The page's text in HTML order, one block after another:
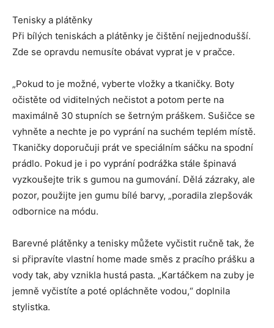
Tenisky a plátěnky
Při bílých teniskách a plátěnky je čištění nejjednodušší.
Zde se opravdu nemusíte obávat vyprat je v pračce.
„Pokud to je možné, vyberte vložky a tkaničky. Boty
očistěte od viditelných nečistot a potom perte na
maximálně 30 stupních se šetrným práškem. Sušičce se
vyhněte a nechte je po vyprání na suchém teplém místě.
Tkaničky doporučuji prát ve speciálním sáčku na spodní
prádlo. Pokud je i po vyprání podrážka stále špinavá
vyzkoušejte trik s gumou na gumování. Dělá zázraky, ale
pozor, použijte jen gumu bílé barvy, „poradila zlepšovák
odbornice na módu.
Barevné plátěnky a tenisky můžete vyčistit ručně tak, že
si připravíte vlastní home made směs z pracího prášku a
vody tak, aby vznikla hustá pasta. „Kartáčkem na zuby je
jemně vyčistíte a poté opláchněte vodou,“ doplnila
stylistka.